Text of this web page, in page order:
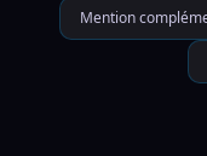
Mention